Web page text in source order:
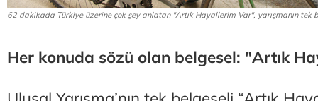
62 dakikada Türkiye üzerine çok şey anlatan "Artık Hayallerim Var", yarışmanın tek
Her konuda sözü olan belgesel: "Artık